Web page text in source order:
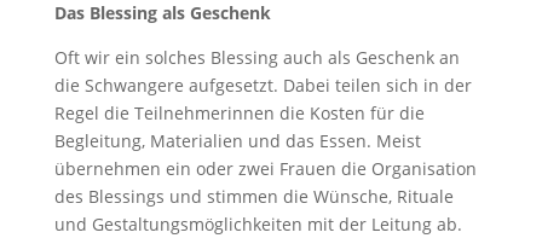
Das Blessing als Geschenk
Oft wir ein solches Blessing auch als Geschenk an
die Schwangere aufgesetzt. Dabei teilen sich in der
Regel die Teilnehmerinnen die Kosten für die
Begleitung, Materialien und das Essen. Meist
übernehmen ein oder zwei Frauen die Organisation
des Blessings und stimmen die Wünsche, Rituale
und Gestaltungsmöglichkeiten mit der Leitung ab.